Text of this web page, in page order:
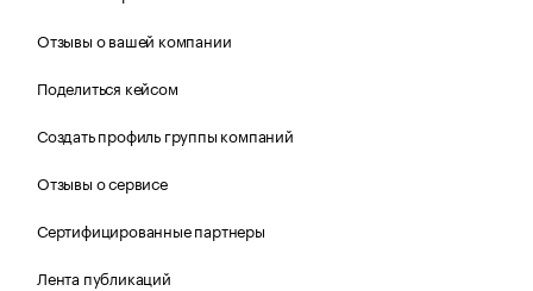
Отзывы о вашей компании
Поделиться кейсом
Создать профиль группы компаний
Отзывы о сервисе
Сертифицированные партнеры
Лента публикаций